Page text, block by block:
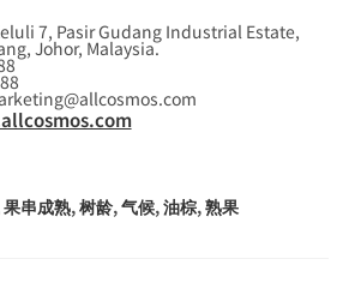
7, Pasir Gudang Industrial Estate,
Johor, Malaysia.
果串成熟,树龄,气候,油棕,熟果